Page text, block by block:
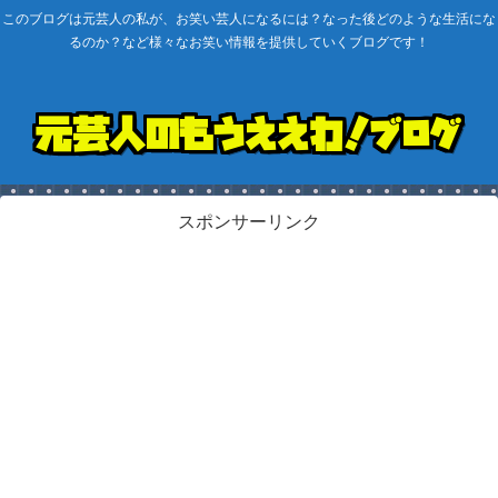
このブログは元芸人の私が、お笑い芸人になるには？なった後どのような生活にな
るのか？など様々なお笑い情報を提供していくブログです！
スポンサーリンク